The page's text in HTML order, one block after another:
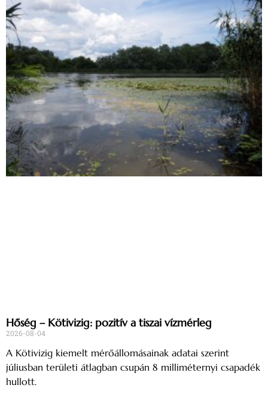
Hőség – Kötivizig: pozitív a tiszai vízmérleg
2026-08-04
A Kötivizig kiemelt mérőállomásainak adatai szerint
júliusban területi átlagban csupán 8 milliméternyi csapadék
hullott.